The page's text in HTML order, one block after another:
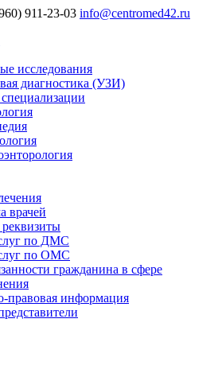
911-23-03 info@centromed42.ru
исследования
диагностика (УЗИ)
врачей
по ДМС
по ОМС
гражданина в сфере
правовая информация